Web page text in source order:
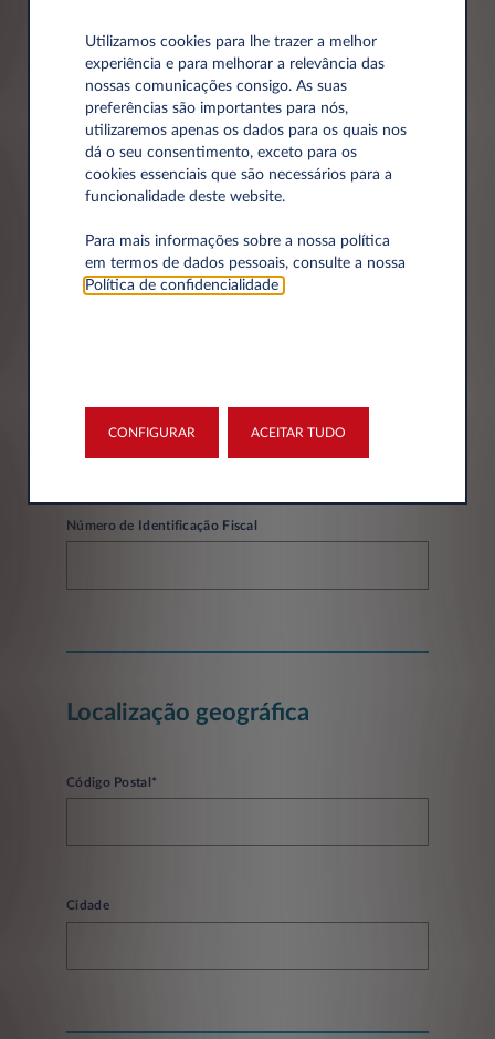
Telefone*
Número de Identificação Fiscal
Localização geográfica
Código Postal*
Cidade
Utilizamos cookies para lhe trazer a melhor
experiência e para melhorar a relevância das
nossas comunicações consigo. As suas
preferências são importantes para nós,
utilizaremos apenas os dados para os quais nos
dá o seu consentimento, exceto para os
cookies essenciais que são necessários para a
funcionalidade deste website.
Para mais informações sobre a nossa política
em termos de dados pessoais, consulte a nossa
Política de confidencialidade.
CONFIGURAR ACEITAR TUDO